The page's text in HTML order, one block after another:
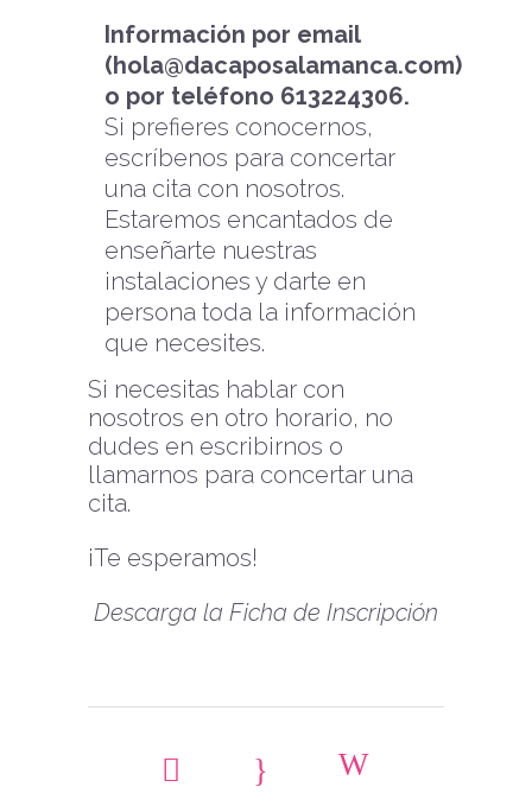
Información por email
(hola@dacaposalamanca.com)
o por teléfono 613224306.
Si prefieres conocernos,
escríbenos para concertar
una cita con nosotros.
Estaremos encantados de
enseñarte nuestras
instalaciones y darte en
persona toda la información
que necesites.
Si necesitas hablar con
nosotros en otro horario, no
dudes en escribirnos o
llamarnos para concertar una
cita.
¡Te esperamos!
Descarga la Ficha de Inscripción